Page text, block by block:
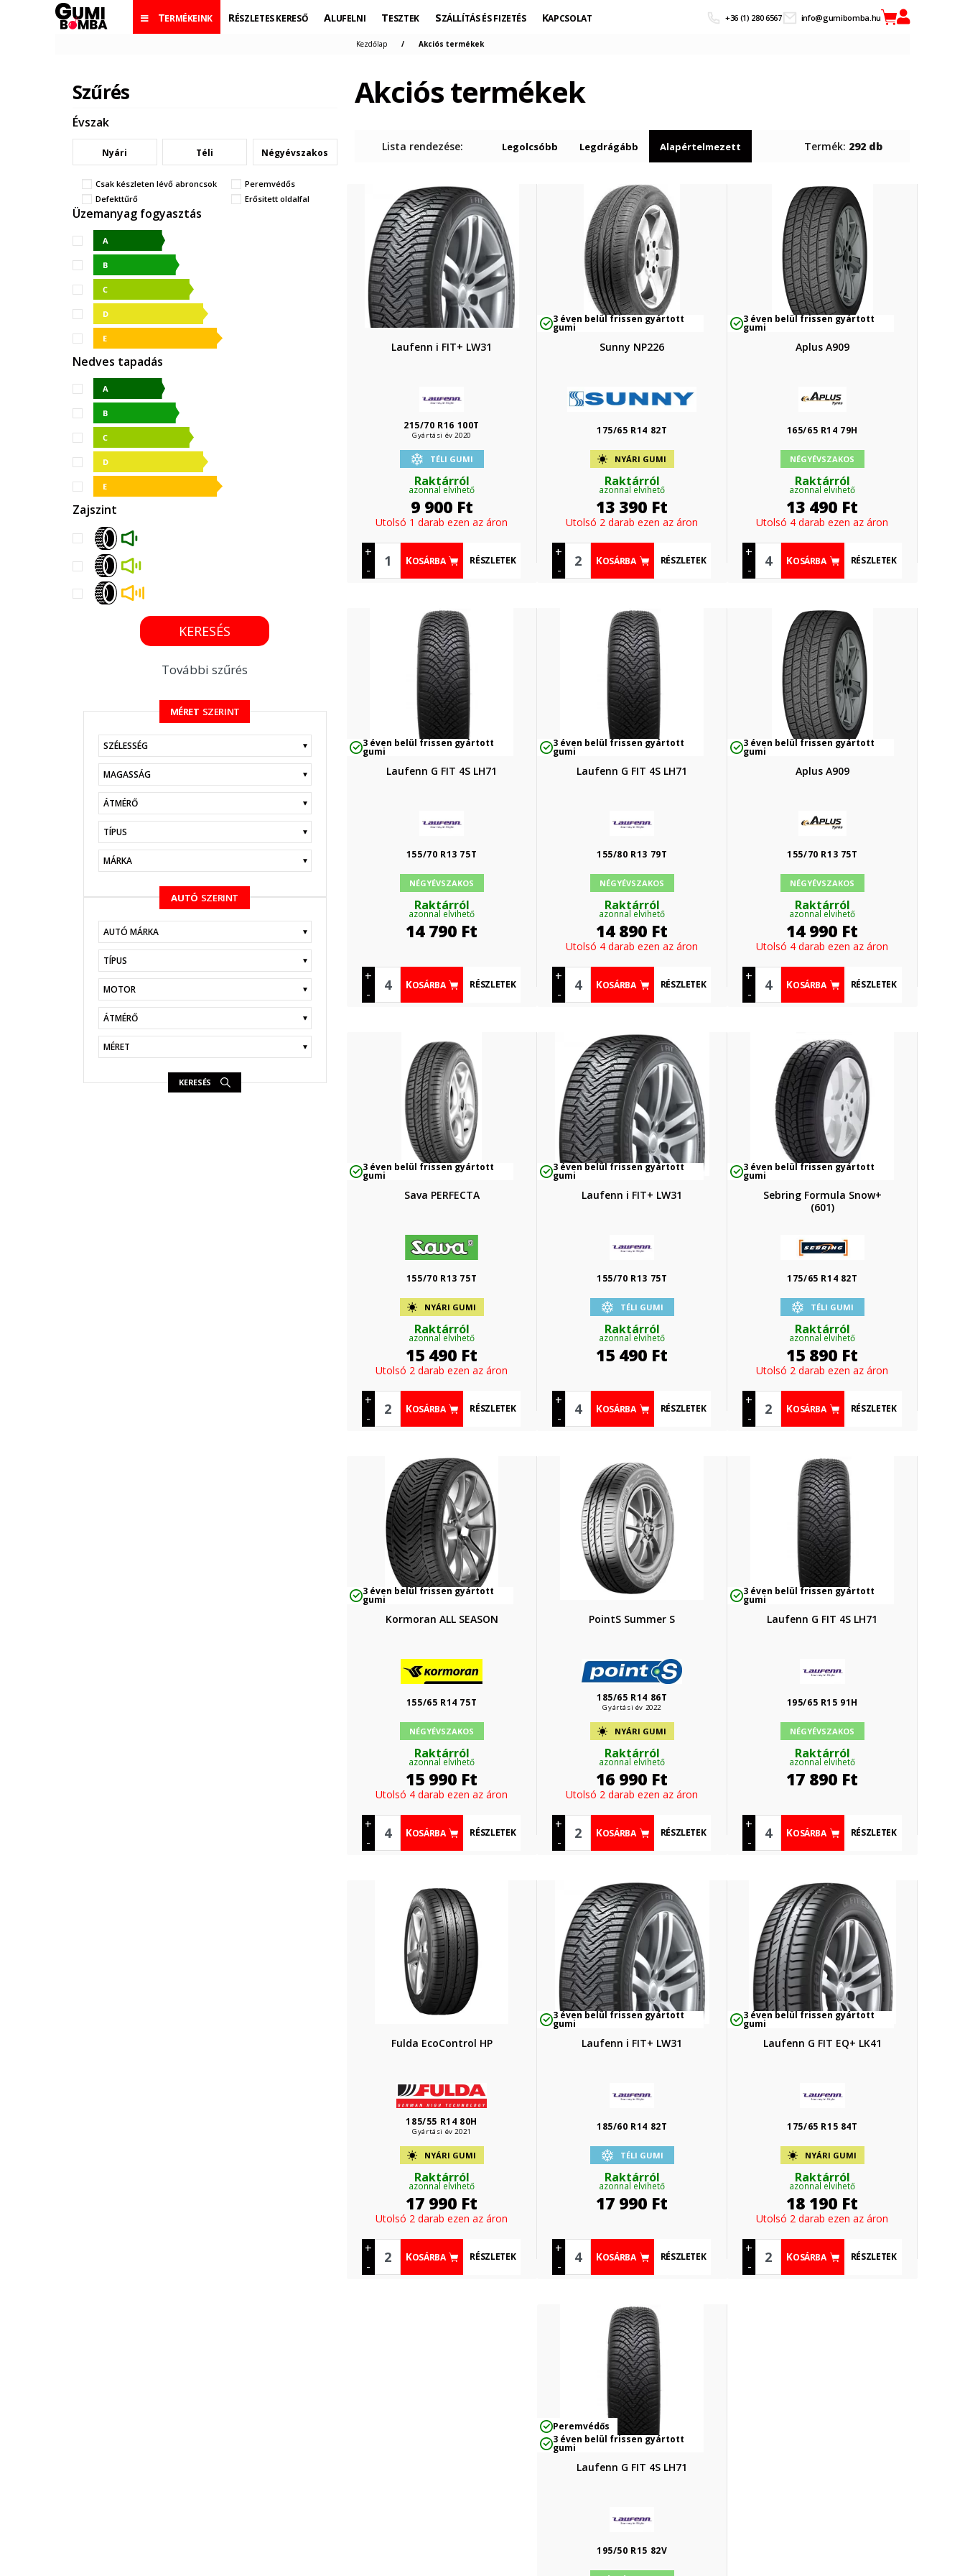
TERMÉKEINK RÉSZLETES KERESŐ ALUFELNI TESZTEK SZÁLLÍTÁS ÉS FIZETÉS KAPCSOLAT +36 (1) 280 6567 info@gumibomba.hu
Szűrés
Évszak
Nyári Téli Négyévszakos
Csak készleten lévő abroncsok
Peremvédős
Defekttűrő
Erősitett oldalfal
Üzemanyag fogyasztás
Nedves tapadás
Zajszint
KERESÉS
További szűrés
MÉRET SZERINT
KERESÉS
AUTÓ SZERINT
KERESÉS
Kezdőlap Akciós termékek
Akciós termékek
Lista rendezése: Legolcsóbb Legdrágább Alapértelmezett Termék: 292 db
Laufenn i FIT+ LW31
215/70 R16 100T
Gyártási év 2020
TÉLI GUMI
Raktárról
azonnal elvihető
9 900 Ft
Utolsó 1 darab ezen az áron
+
-
KOSÁRBA RÉSZLETEK
3 éven belül frissen gyártott
gumi
Sunny NP226
175/65 R14 82T
NYÁRI GUMI
Raktárról
azonnal elvihető
13 390 Ft
Utolsó 2 darab ezen az áron
+
-
KOSÁRBA RÉSZLETEK
3 éven belül frissen gyártott
gumi
Aplus A909
165/65 R14 79H
NÉGYÉVSZAKOS
Raktárról
azonnal elvihető
13 490 Ft
Utolsó 4 darab ezen az áron
+
-
KOSÁRBA RÉSZLETEK
3 éven belül frissen gyártott
gumi
Laufenn G FIT 4S LH71
155/70 R13 75T
NÉGYÉVSZAKOS
Raktárról
azonnal elvihető
14 790 Ft
+
-
KOSÁRBA RÉSZLETEK
3 éven belül frissen gyártott
gumi
Laufenn G FIT 4S LH71
155/80 R13 79T
NÉGYÉVSZAKOS
Raktárról
azonnal elvihető
14 890 Ft
Utolsó 4 darab ezen az áron
+
-
KOSÁRBA RÉSZLETEK
3 éven belül frissen gyártott
gumi
Aplus A909
155/70 R13 75T
NÉGYÉVSZAKOS
Raktárról
azonnal elvihető
14 990 Ft
Utolsó 4 darab ezen az áron
+
-
KOSÁRBA RÉSZLETEK
3 éven belül frissen gyártott
gumi
Sava PERFECTA
155/70 R13 75T
NYÁRI GUMI
Raktárról
azonnal elvihető
15 490 Ft
Utolsó 2 darab ezen az áron
+
-
KOSÁRBA RÉSZLETEK
3 éven belül frissen gyártott
gumi
Laufenn i FIT+ LW31
155/70 R13 75T
TÉLI GUMI
Raktárról
azonnal elvihető
15 490 Ft
+
-
KOSÁRBA RÉSZLETEK
3 éven belül frissen gyártott
gumi
Sebring Formula Snow+
(601)
175/65 R14 82T
TÉLI GUMI
Raktárról
azonnal elvihető
15 890 Ft
Utolsó 2 darab ezen az áron
+
-
KOSÁRBA RÉSZLETEK
3 éven belül frissen gyártott
gumi
Kormoran ALL SEASON
155/65 R14 75T
NÉGYÉVSZAKOS
Raktárról
azonnal elvihető
15 990 Ft
Utolsó 4 darab ezen az áron
+
-
KOSÁRBA RÉSZLETEK
PointS Summer S
185/65 R14 86T
Gyártási év 2022
NYÁRI GUMI
Raktárról
azonnal elvihető
16 990 Ft
Utolsó 2 darab ezen az áron
+
-
KOSÁRBA RÉSZLETEK
3 éven belül frissen gyártott
gumi
Laufenn G FIT 4S LH71
195/65 R15 91H
NÉGYÉVSZAKOS
Raktárról
azonnal elvihető
17 890 Ft
+
-
KOSÁRBA RÉSZLETEK
Fulda EcoControl HP
185/55 R14 80H
Gyártási év 2021
NYÁRI GUMI
Raktárról
azonnal elvihető
17 990 Ft
Utolsó 2 darab ezen az áron
+
-
KOSÁRBA RÉSZLETEK
3 éven belül frissen gyártott
gumi
Laufenn i FIT+ LW31
185/60 R14 82T
TÉLI GUMI
Raktárról
azonnal elvihető
17 990 Ft
+
-
KOSÁRBA RÉSZLETEK
3 éven belül frissen gyártott
gumi
Laufenn G FIT EQ+ LK41
175/65 R15 84T
NYÁRI GUMI
Raktárról
azonnal elvihető
18 190 Ft
Utolsó 2 darab ezen az áron
+
-
KOSÁRBA RÉSZLETEK
Peremvédős
3 éven belül frissen gyártott
gumi
Laufenn G FIT 4S LH71
195/50 R15 82V